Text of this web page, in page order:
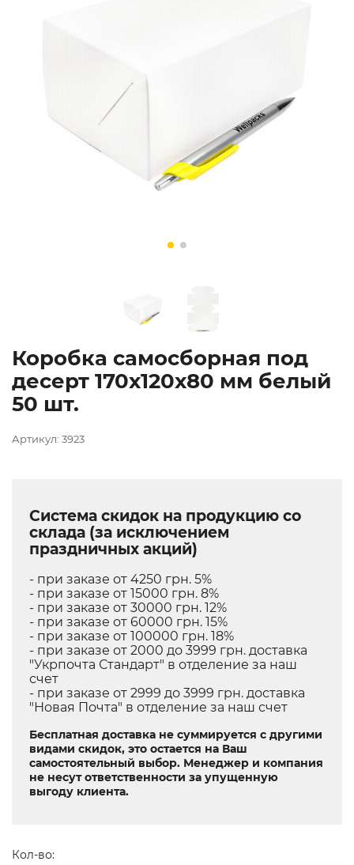
Коробка самосборная под
десерт 170х120х80 мм белый
50 шт.
Артикул: 3923
Система скидок на продукцию со
склада (за исключением
праздничных акций)
- при заказе от 4250 грн. 5%
- при заказе от 15000 грн. 8%
- при заказе от 30000 грн. 12%
- при заказе от 60000 грн. 15%
- при заказе от 100000 грн. 18%
- при заказе от 2000 до 3999 грн. доставка
"Укрпочта Стандарт" в отделение за наш
счет
- при заказе от 2999 до 3999 грн. доставка
"Новая Почта" в отделение за наш счет
Бесплатная доставка не суммируется с другими
видами скидок, это остается на Ваш
самостоятельный выбор. Менеджер и компания
не несут ответственности за упущенную
выгоду клиента.
Кол-во: